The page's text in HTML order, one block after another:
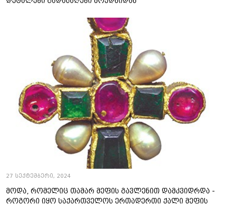
27 სექტემბერი, 2024
მოდა, რომელიც თამარ მეფის გავლენით დამკვიდრდა -
როგორი იყო საქართველოს ერთადერთი ქალი მეფის